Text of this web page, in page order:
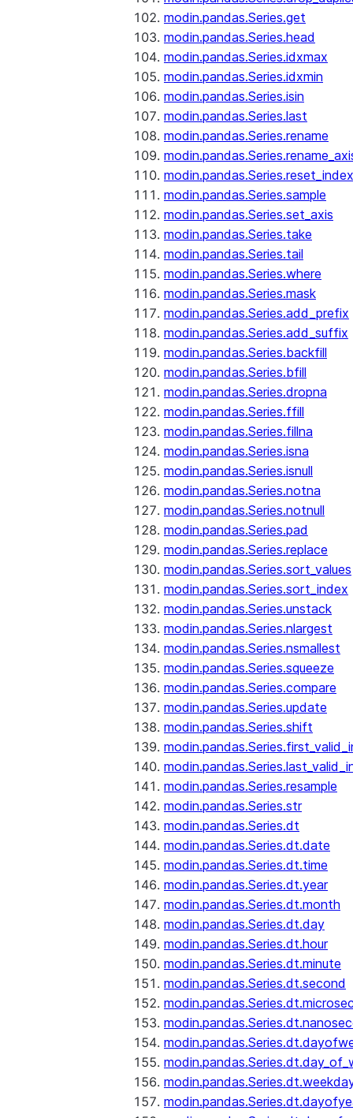
modin.pandas.Series.get
modin.pandas.Series.head
modin.pandas.Series.idxmax
modin.pandas.Series.idxmin
modin.pandas.Series.isin
modin.pandas.Series.last
modin.pandas.Series.rename
modin.pandas.Series.reset_index
modin.pandas.Series.sample
modin.pandas.Series.set_axis
modin.pandas.Series.take
modin.pandas.Series.tail
modin.pandas.Series.where
modin.pandas.Series.mask
modin.pandas.Series.add_prefix
modin.pandas.Series.add_suffix
modin.pandas.Series.backfill
modin.pandas.Series.bfill
modin.pandas.Series.dropna
modin.pandas.Series.ffill
modin.pandas.Series.fillna
modin.pandas.Series.isna
modin.pandas.Series.isnull
modin.pandas.Series.notna
modin.pandas.Series.notnull
modin.pandas.Series.pad
modin.pandas.Series.replace
modin.pandas.Series.sort_values
modin.pandas.Series.sort_index
modin.pandas.Series.unstack
modin.pandas.Series.nlargest
modin.pandas.Series.nsmallest
modin.pandas.Series.squeeze
modin.pandas.Series.compare
modin.pandas.Series.update
modin.pandas.Series.shift
modin.pandas.Series.resample
modin.pandas.Series.str
modin.pandas.Series.dt
modin.pandas.Series.dt.date
modin.pandas.Series.dt.time
modin.pandas.Series.dt.year
modin.pandas.Series.dt.month
modin.pandas.Series.dt.day
modin.pandas.Series.dt.hour
modin.pandas.Series.dt.minute
modin.pandas.Series.dt.second